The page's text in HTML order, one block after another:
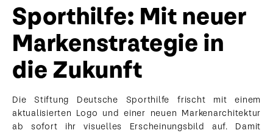
Sporthilfe: Mit neuer
Markenstrategie in
die Zukunft
Die Stiftung Deutsche Sporthilfe frischt mit einem
aktualisierten Logo und einer neuen Markenarchitektur
ab sofort ihr visuelles Erscheinungsbild auf. Damit